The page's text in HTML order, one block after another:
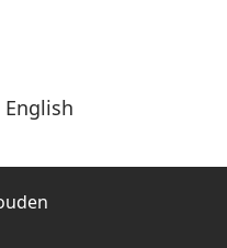
English